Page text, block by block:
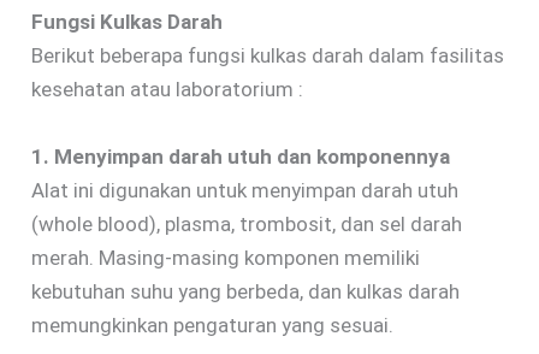
Fungsi Kulkas Darah
Berikut beberapa fungsi kulkas darah dalam fasilitas
kesehatan atau laboratorium :
1. Menyimpan darah utuh dan komponennya
Alat ini digunakan untuk menyimpan darah utuh
(whole blood), plasma, trombosit, dan sel darah
merah. Masing-masing komponen memiliki
kebutuhan suhu yang berbeda, dan kulkas darah
memungkinkan pengaturan yang sesuai.